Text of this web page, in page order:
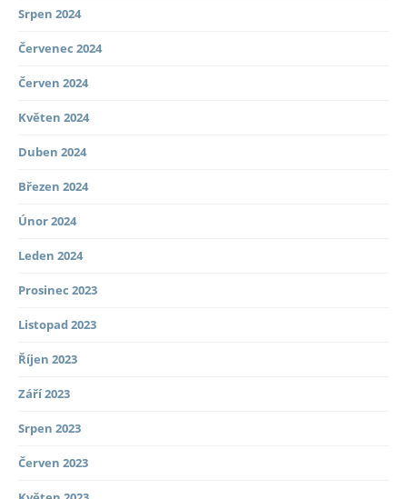
Srpen 2024
Červenec 2024
Červen 2024
Květen 2024
Duben 2024
Březen 2024
Únor 2024
Leden 2024
Prosinec 2023
Listopad 2023
Říjen 2023
Září 2023
Srpen 2023
Červen 2023